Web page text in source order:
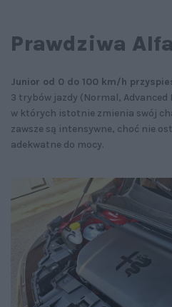
Prawdziwa
Junior od 0 do 100 km/h
3 trybów jazdy (Normal,
w których istotnie zmienia swój
zawsze są intensywne, choć nie
adekwatne do mocy.